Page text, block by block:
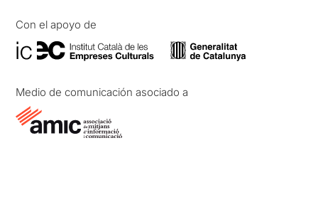
Con el apoyo de
Medio de comunicación asociado a